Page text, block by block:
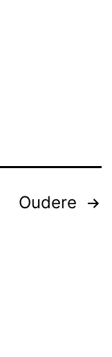
Oudere